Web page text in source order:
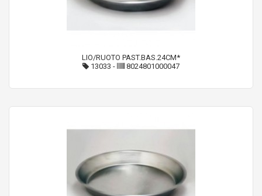
LIO/RUOTO PAST.BAS.24CM*
13033 - 8024801000047